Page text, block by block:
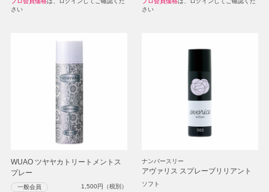
さい
さい
WUAO ツヤヤカトリートメントス
プレー
一般会員 1,500円（税別）
ナンバースリー
アヴァリス スプレーブリリアント
ソフト